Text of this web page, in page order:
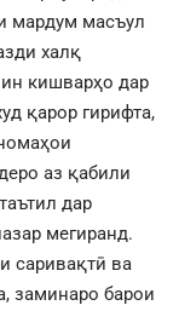
мардум масъул
халқ
кишварҳо дар
қарор гирифта,
аз қабили
дар
мегиранд.
саривақтӣ ва
заминаро барои